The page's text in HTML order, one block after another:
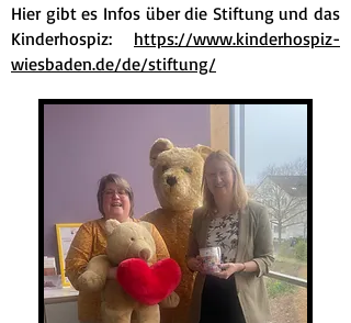
Hier gibt es Infos über die Stiftung und das
Kinderhospiz: https://www.kinderhospiz-
wiesbaden.de/de/stiftung/